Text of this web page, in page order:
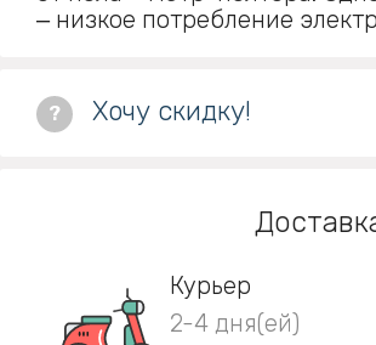
‒ низкое потребление
? Хочу скидку!
Курьер
2-4 дня(ей)